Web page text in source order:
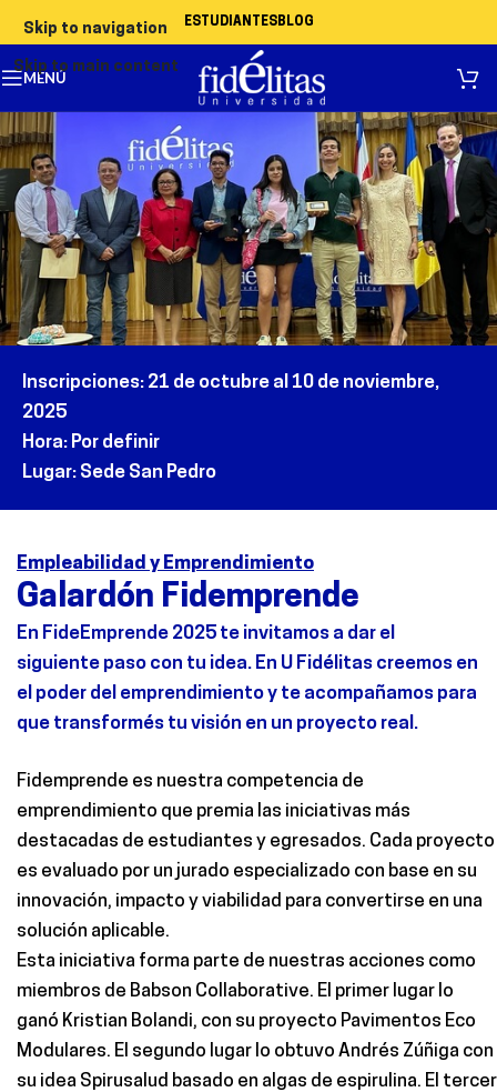
Skip to navigation
Skip to main content
ESTUDIANTESBLOG
MENÚ
Inscripciones: 21 de octubre al 10 de noviembre,
2025
Hora: Por definir
Lugar: Sede San Pedro
Empleabilidad y Emprendimiento
Galardón Fidemprende
En FideEmprende 2025 te invitamos a dar el
siguiente paso con tu idea. En U Fidélitas creemos en
el poder del emprendimiento y te acompañamos para
que transformés tu visión en un proyecto real.
Fidemprende es nuestra competencia de
emprendimiento que premia las iniciativas más
destacadas de estudiantes y egresados. Cada proyecto
es evaluado por un jurado especializado con base en su
innovación, impacto y viabilidad para convertirse en una
solución aplicable.
Esta iniciativa forma parte de nuestras acciones como
miembros de Babson Collaborative. El primer lugar lo
ganó Kristian Bolandi, con su proyecto Pavimentos Eco
Modulares. El segundo lugar lo obtuvo Andrés Zúñiga con
su idea Spirusalud basado en algas de espirulina. El tercer